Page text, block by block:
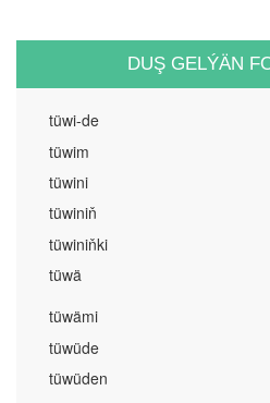
DUŞ GELÝÄN
tüwi-de
tüwim
tüwini
tüwiniň
tüwiniňki
tüwä
tüwämi
tüwüde
tüwüden